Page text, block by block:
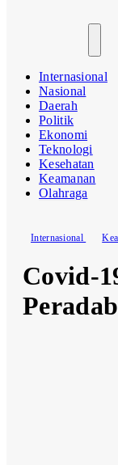
Internasional
Nasional
Daerah
Politik
Ekonomi
Teknologi
Kesehatan
Keamanan
Olahraga
Internasional
Covid-